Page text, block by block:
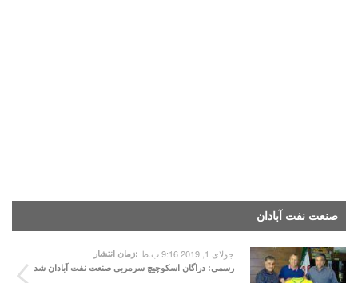
صنعت نفت آبادان
زمان انتشار: جولای 1, 2019 9:16 ب.ظ
رسمی: دراگان اسکوچیچ سرمربی صنعت نفت آبادان شد